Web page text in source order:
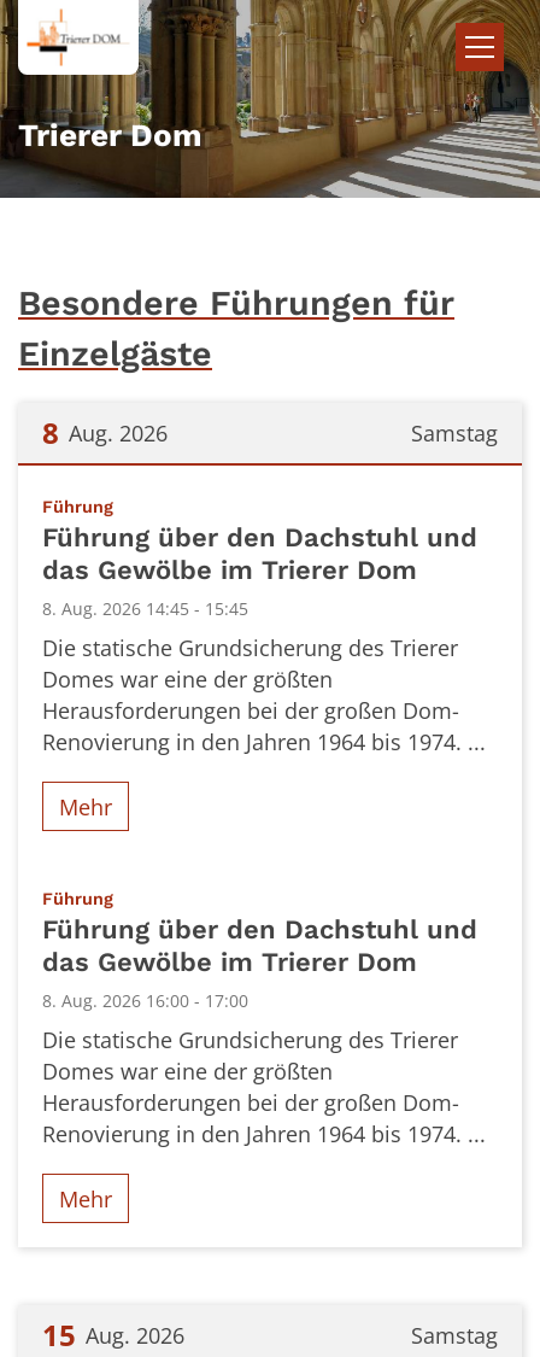
Zum Inhalt springen
Trierer Dom
Besondere Führungen für
Einzelgäste
Samstag
8 Aug. 2026
Führung:
Führung über den Dachstuhl und
das Gewölbe im Trierer Dom
8. Aug. 2026 14:45 - 15:45
Die statische Grundsicherung des Trierer
Domes war eine der größten
Herausforderungen bei der großen Dom-
Renovierung in den Jahren 1964 bis 1974. ...
Mehr
Führung:
Führung über den Dachstuhl und
das Gewölbe im Trierer Dom
8. Aug. 2026 16:00 - 17:00
Die statische Grundsicherung des Trierer
Domes war eine der größten
Herausforderungen bei der großen Dom-
Renovierung in den Jahren 1964 bis 1974. ...
Mehr
Samstag
15 Aug. 2026